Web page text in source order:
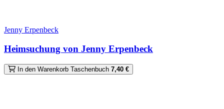
Jenny Erpenbeck
Heimsuchung von Jenny Erpenbeck
In den Warenkorb Taschenbuch 7,40 €